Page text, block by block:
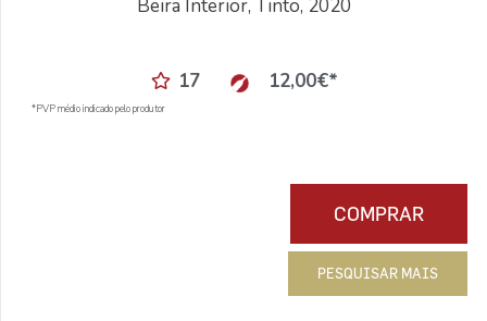
Beira Interior, Tinto, 2020
17 12,00€*
*PVP médio indicado pelo produtor
COMPRAR
PESQUISAR MAIS